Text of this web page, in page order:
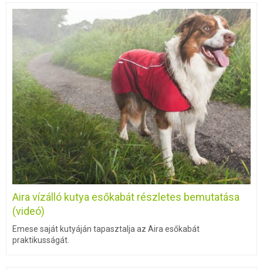
Aira vízálló kutya esőkabát részletes bemutatása
(videó)
Emese saját kutyáján tapasztalja az Aira esőkabát
praktikusságát.